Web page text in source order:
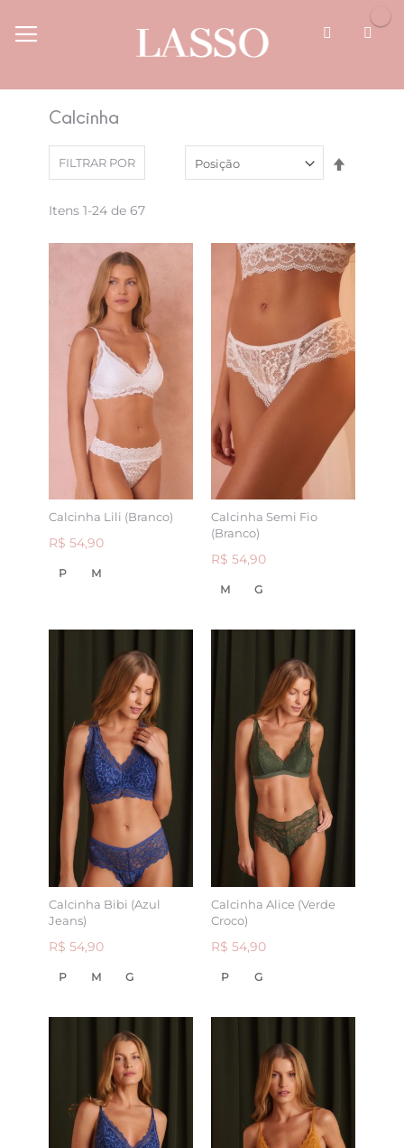
para
o
Calcinha
Itens 1-24 de 67
Calcinha Lili (Branco)
R$ 54,90
P M
Calcinha Semi Fio
(Branco)
R$ 54,90
M G
Calcinha Bibi (Azul
Jeans)
R$ 54,90
P M G
Calcinha Alice (Verde
Croco)
R$ 54,90
P G
FILTRAR POR